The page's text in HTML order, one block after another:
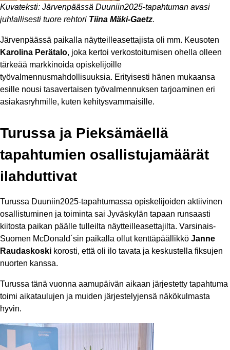
Kuvateksti: Järvenpäässä Duuniin2025-tapahtuman avasi
juhlallisesti tuore rehtori Tiina Mäki-Gaetz.
Järvenpäässä paikalla näytteilleasettajista oli mm. Keusoten
Karolina Perätalo, joka kertoi verkostoitumisen ohella olleen
tärkeää markkinoida opiskelijoille
työvalmennusmahdollisuuksia. Erityisesti hänen mukaansa
esille nousi tasavertaisen työvalmennuksen tarjoaminen eri
asiakasryhmille, kuten kehitysvammaisille.
Turussa ja Pieksämäellä
tapahtumien osallistujamäärät
ilahduttivat
Turussa Duuniin2025-tapahtumassa opiskelijoiden aktiivinen
osallistuminen ja toiminta sai Jyväskylän tapaan runsaasti
kiitosta paikan päälle tulleilta näytteilleasettajilta. Varsinais-
Suomen McDonald´sin paikalla ollut kenttäpäällikkö Janne
Raudaskoski korosti, että oli ilo tavata ja keskustella fiksujen
nuorten kanssa.
Turussa tänä vuonna aamupäivän aikaan järjestetty tapahtuma
toimi aikataulujen ja muiden järjestelyjensä näkökulmasta
hyvin.